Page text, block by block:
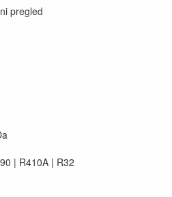
pregled
| R410A | R32